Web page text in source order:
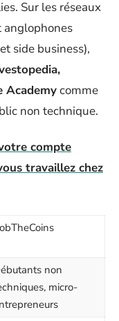
Sur les réseaux
anglophones
side business),
Academycomme
non technique.
compte
travaillez chez
non
micro-